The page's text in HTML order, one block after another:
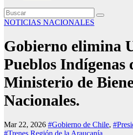
NOTICIAS NACIONALES
Gobierno elimina
Pueblos Indígenas
Ministerio de
Nacionales.
Mar 22, 2026 #Gobierno de Chile,
#Trenes Región de la Araucanía